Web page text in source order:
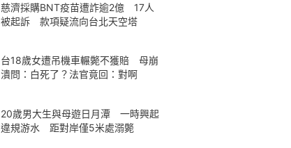
慈濟採購BNT疫苗遭詐逾2億 17人
被起訴 款項疑流向台北天空塔
台18歲女遭吊機車輾斃不獲賠 母崩
潰問：白死了？法官竟回：對啊
20歲男大生與母遊日月潭 一時興起
違規游水 距對岸僅5米處溺斃